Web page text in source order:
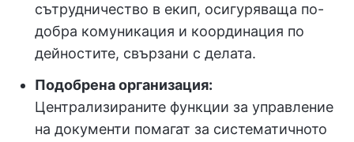
сътрудничество в екип, осигуряваща по-
добра комуникация и координация по
дейностите, свързани с делата.
Подобрена организация:
Централизираните функции за управление
на документи помагат за систематичното